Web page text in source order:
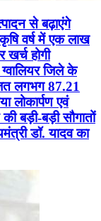
से बढ़ाएंगे
वर्ष में एक लाख
होगी
जिले के
लगभग 87.21
लोकार्पण एवं
बड़ी-बड़ी सौगातों
डॉ. यादव का